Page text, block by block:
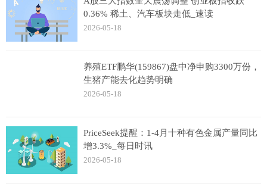
0.36% 稀土、汽车板块走低_速读
2026-05-18
养殖ETF鹏华(159867)盘中净申购3300万份，
生猪产能去化趋势明确
2026-05-18
PriceSeek提醒：1-4月十种有色金属产量同比
增3.3%_每日时讯
2026-05-18